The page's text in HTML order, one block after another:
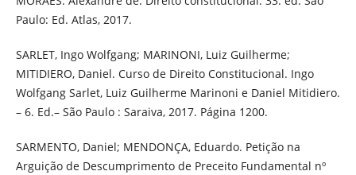
Paulo: Ed. Atlas, 2017.
SARLET, Ingo Wolfgang; MARINONI, Luiz Guilherme;
MITIDIERO, Daniel. Curso de Direito Constitucional. Ingo
Wolfgang Sarlet, Luiz Guilherme Marinoni e Daniel Mitidiero.
– 6. Ed.– São Paulo : Saraiva, 2017. Página 1200.
SARMENTO, Daniel; MENDONÇA, Eduardo. Petição na
Arguição de Descumprimento de Preceito Fundamental nº